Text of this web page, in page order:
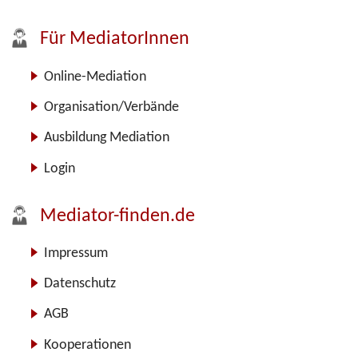
Für MediatorInnen
Online-Mediation
Organisation/Verbände
Ausbildung Mediation
Login
Mediator-finden.de
Impressum
Datenschutz
AGB
Kooperationen